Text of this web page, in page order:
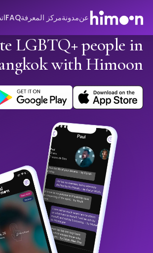
عنمدونةمركز المعرفةFAQ
LGBTQ+ people in
with Himoon